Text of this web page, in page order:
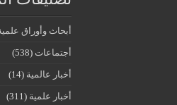
أبحاث وأوراق
أجتماعات (538)
أخبار عالمية (14)
أخبار علمية (311)